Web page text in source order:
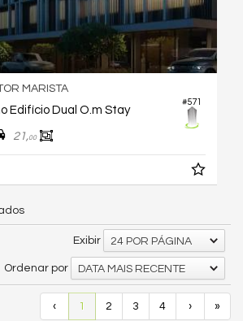
#571
MARISTA
Edifício Dual O.m Stay
21,00
Exibir 24 POR PÁGINA
Ordenar por DATA MAIS RECENTE
‹ 1 2 3 4 › »